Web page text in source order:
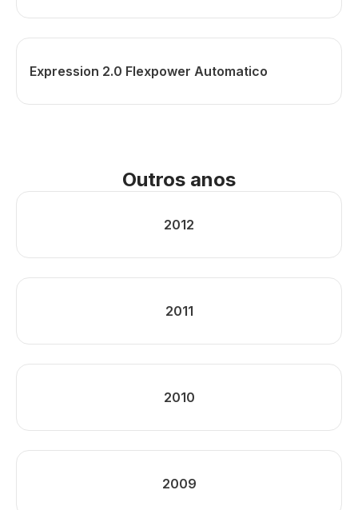
Expression 2.0 Flexpower Automatico
Outros anos
2012
2011
2010
2009